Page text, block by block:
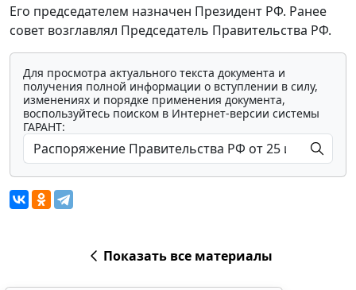
Его председателем назначен Президент РФ. Ранее
совет возглавлял Председатель Правительства РФ.
Для просмотра актуального текста документа и
получения полной информации о вступлении в силу,
изменениях и порядке применения документа,
воспользуйтесь поиском в Интернет-версии системы
ГАРАНТ:
Показать все материалы